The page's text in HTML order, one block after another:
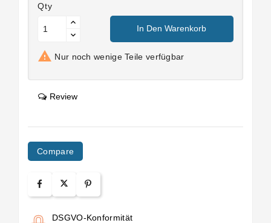
Qty
In Den Warenkorb
 Nur noch wenige Teile verfügbar
Review
Compare
DSGVO-Konformität